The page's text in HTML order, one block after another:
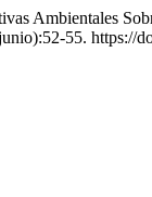
Ambientales
55. https://